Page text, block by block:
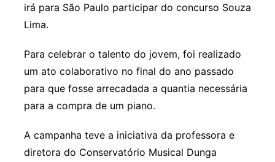
irá para São Paulo participar do concurso Souza
Lima.
Para celebrar o talento do jovem, foi realizado
um ato colaborativo no final do ano passado
para que fosse arrecadada a quantia necessária
para a compra de um piano.
A campanha teve a iniciativa da professora e
diretora do Conservatório Musical Dunga